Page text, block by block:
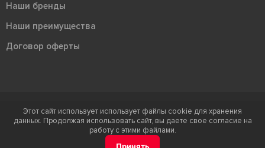
Наши бренды
Наши преимущества
Договор оферты
Терра - территория керамики 2026
Ⓒ Правообладателем товарного знака "Терра" является ООО "Атлас-
Этот сайт использует использует файлы cookie для хранения
данных. Продолжая использовать сайт, вы даете свое согласие на
работу с этими файлами.